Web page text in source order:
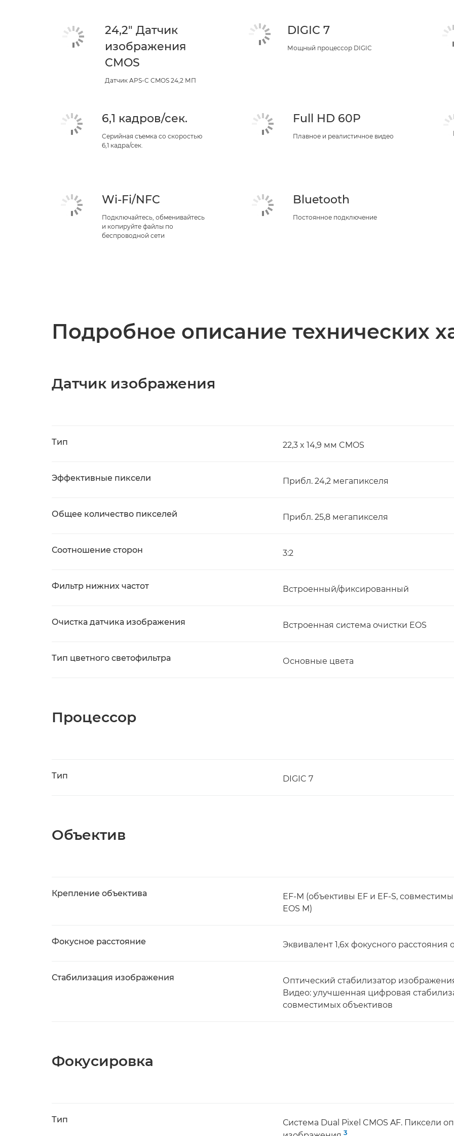
24,2" Датчик
изображения
CMOS
Датчик APS-C CMOS 24,2 МП
DIGIC 7
Мощный процессор DIGIC
6,1 кадров/сек.
Серийная съемка со скоростью
6,1 кадра/сек.
Full HD 60P
Плавное и реалистичное видео
Wi-Fi/NFC
Подключайтесь, обменивайтесь
и копируйте файлы по
беспроводной сети
Bluetooth
Постоянное подключение
Подробное описание технических
Датчик изображения
Тип 22,3 x 14,9 мм CMOS
Эффективные пиксели Прибл. 24,2 мегапикселя
Общее количество пикселей Прибл. 25,8 мегапикселя
Соотношение сторон 3:2
Фильтр нижних частот Встроенный/фиксированный
Очистка датчика изображения Встроенная система очистки EOS
Тип цветного светофильтра Основные цвета
Процессор
Тип DIGIC 7
Объектив
Крепление объектива
EF-M (объективы EF и EF-S,
EOS M)
Фокусное расстояние Эквивалент 1,6x фокусного расстояния
Стабилизация изображения
Оптический стабилизатор
Видео: улучшенная цифровая
совместимых объективов
Фокусировка
Тип
Система Dual Pixel CMOS AF. Пиксели
3